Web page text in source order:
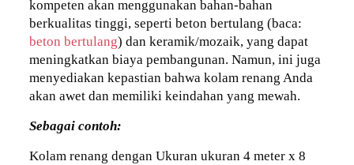
kompeten akan menggunakan bahan-bahan
berkualitas tinggi, seperti beton bertulang (baca:
beton bertulang) dan keramik/mozaik, yang dapat
meningkatkan biaya pembangunan. Namun, ini juga
menyediakan kepastian bahwa kolam renang Anda
akan awet dan memiliki keindahan yang mewah.
Sebagai contoh:
Kolam renang dengan Ukuran ukuran 4 meter x 8